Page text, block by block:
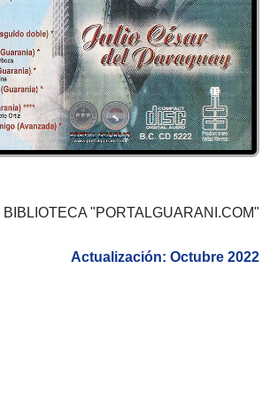
BIBLIOTECA "PORTALGUARANI.COM"
Actualización: Octubre 2022